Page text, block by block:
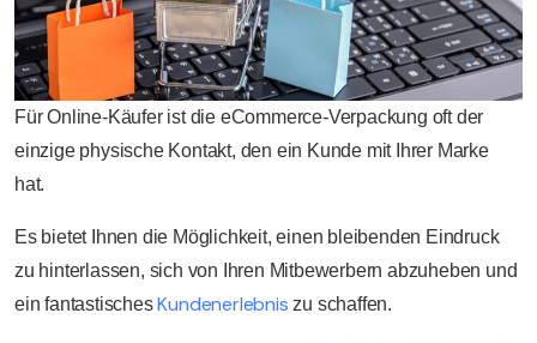
Für Online-Käufer ist die eCommerce-Verpackung oft der
einzige physische Kontakt, den ein Kunde mit Ihrer Marke
hat.
Es bietet Ihnen die Möglichkeit, einen bleibenden Eindruck
zu hinterlassen, sich von Ihren Mitbewerbern abzuheben und
ein fantastisches Kundenerlebnis zu schaffen.